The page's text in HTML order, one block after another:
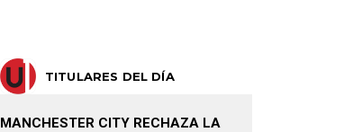
TITULARES DEL DÍA
MANCHESTER CITY RECHAZA LA